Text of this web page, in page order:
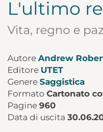
L'ultimo
Vita, regno e
Autore Andrew
Editore UTET
Genere Saggistica
Formato Cartonato
Pagine 960
Data di uscita